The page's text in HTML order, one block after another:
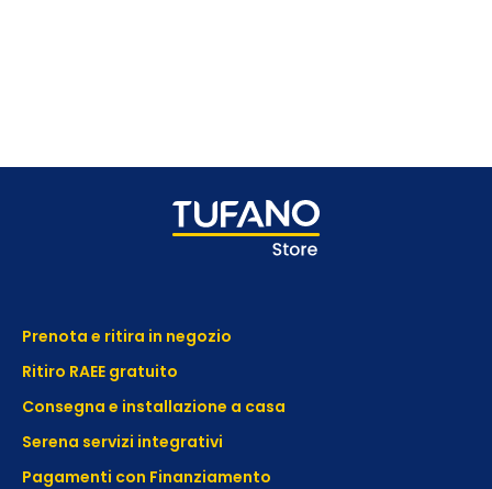
Prenota e ritira in negozio
Ritiro RAEE gratuito
Consegna e installazione a casa
Serena servizi integrativi
Pagamenti con Finanziamento